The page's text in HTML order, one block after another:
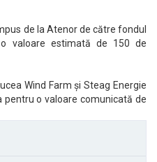
de la Atenor de către fondul
valoare estimată de 150 de
Wind Farm și Steag Energie
o valoare comunicată de